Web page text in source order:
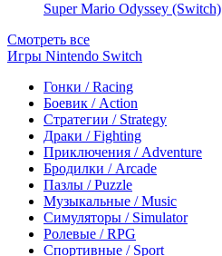
Super Mario Odyssey (Switch)
Смотреть все
Игры Nintendo Switch
Гонки / Racing
Боевик / Action
Стратегии / Strategy
Драки / Fighting
Приключения / Adventure
Бродилки / Arcade
Пазлы / Puzzle
Музыкальные / Music
Симуляторы / Simulator
Ролевые / RPG
Спортивные / Sport